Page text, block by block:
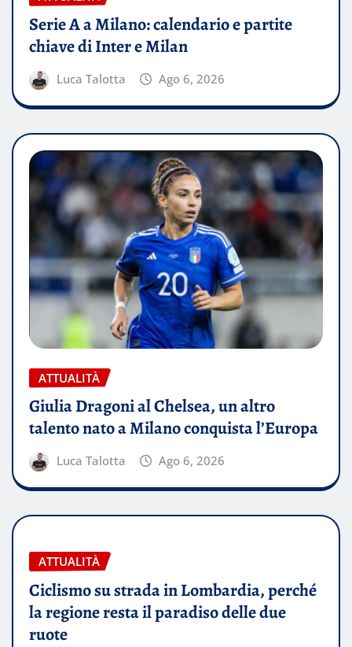
Serie A a Milano: calendario e partite
chiave di Inter e Milan
Luca Talotta Ago 6, 2026
ATTUALITÀ
Giulia Dragoni al Chelsea, un altro
talento nato a Milano conquista l’Europa
Luca Talotta Ago 6, 2026
ATTUALITÀ
Ciclismo su strada in Lombardia, perché
la regione resta il paradiso delle due
ruote